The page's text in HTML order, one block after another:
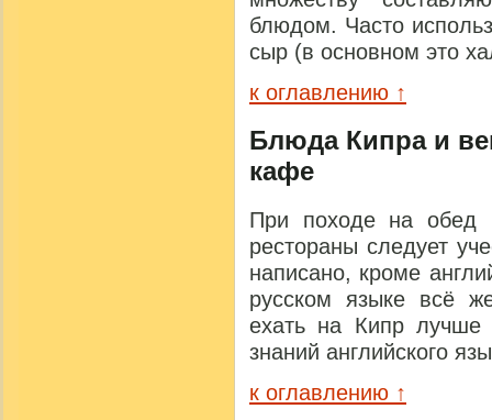
блюдом. Часто
сыр (в основном это
к оглавлению ↑
Блюда Кипра и
кафе
При походе на обед
рестораны следует
написано, кроме
русском языке всё
ехать на Кипр лучше
знаний английского
к оглавлению ↑